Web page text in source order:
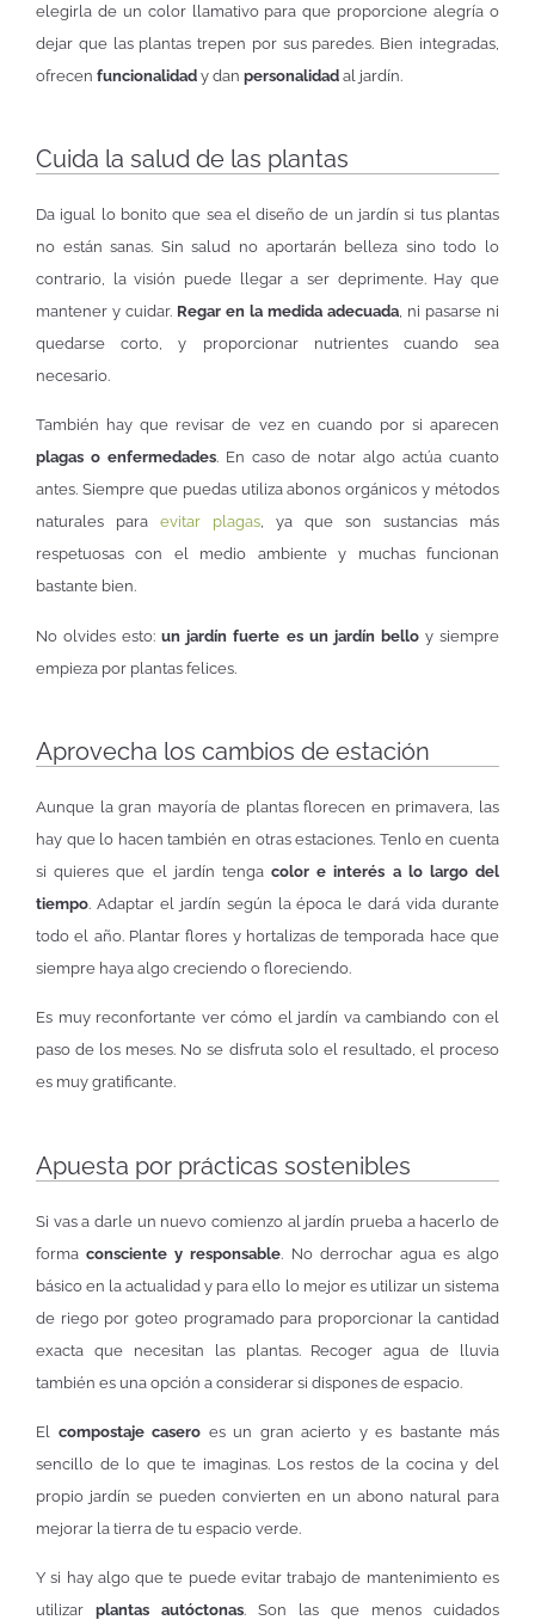
elegirla de un color llamativo para que proporcione alegría o
dejar que las plantas trepen por sus paredes. Bien integradas,
ofrecen funcionalidad y dan personalidad al jardín.
Cuida la salud de las plantas
Da igual lo bonito que sea el diseño de un jardín si tus plantas
no están sanas. Sin salud no aportarán belleza sino todo lo
contrario, la visión puede llegar a ser deprimente. Hay que
mantener y cuidar. Regar en la medida adecuada, ni pasarse ni
quedarse corto, y proporcionar nutrientes cuando sea
necesario.
También hay que revisar de vez en cuando por si aparecen
plagas o enfermedades. En caso de notar algo actúa cuanto
antes. Siempre que puedas utiliza abonos orgánicos y métodos
naturales para evitar plagas, ya que son sustancias más
respetuosas con el medio ambiente y muchas funcionan
bastante bien.
No olvides esto:un jardín fuerte es un jardín belloy siempre
empieza por plantas felices.
Aprovecha los cambios de estación
Aunque la gran mayoría de plantas florecen en primavera, las
hay que lo hacen también en otras estaciones. Tenlo en cuenta
si quieres que el jardín tenga color e interés a lo largo del
tiempo. Adaptar el jardín según la época le dará vida durante
todo el año. Plantar flores y hortalizas de temporada hace que
siempre haya algo creciendo o floreciendo.
Es muy reconfortante ver cómo el jardín va cambiando con el
paso de los meses. No se disfruta solo el resultado, el proceso
es muy gratificante.
Apuesta por prácticas sostenibles
Si vas a darle un nuevo comienzo al jardín prueba a hacerlo de
formaconsciente y responsable. No derrochar agua es algo
básico en la actualidad y para ello lo mejor es utilizar un sistema
de riego por goteo programado para proporcionar la cantidad
exacta que necesitan las plantas. Recoger agua de lluvia
también es una opción a considerar si dispones de espacio.
El compostaje casero es un gran acierto y es bastante más
sencillo de lo que te imaginas. Los restos de la cocina y del
propio jardín se pueden convierten en un abono natural para
mejorar la tierra de tu espacio verde.
Y si hay algo que te puede evitar trabajo de mantenimiento es
utilizar plantas autóctonas. Son las que menos cuidados